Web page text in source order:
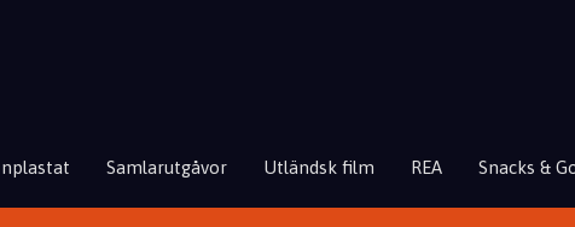
Samlarutgåvor Utländsk film REA Snacks &